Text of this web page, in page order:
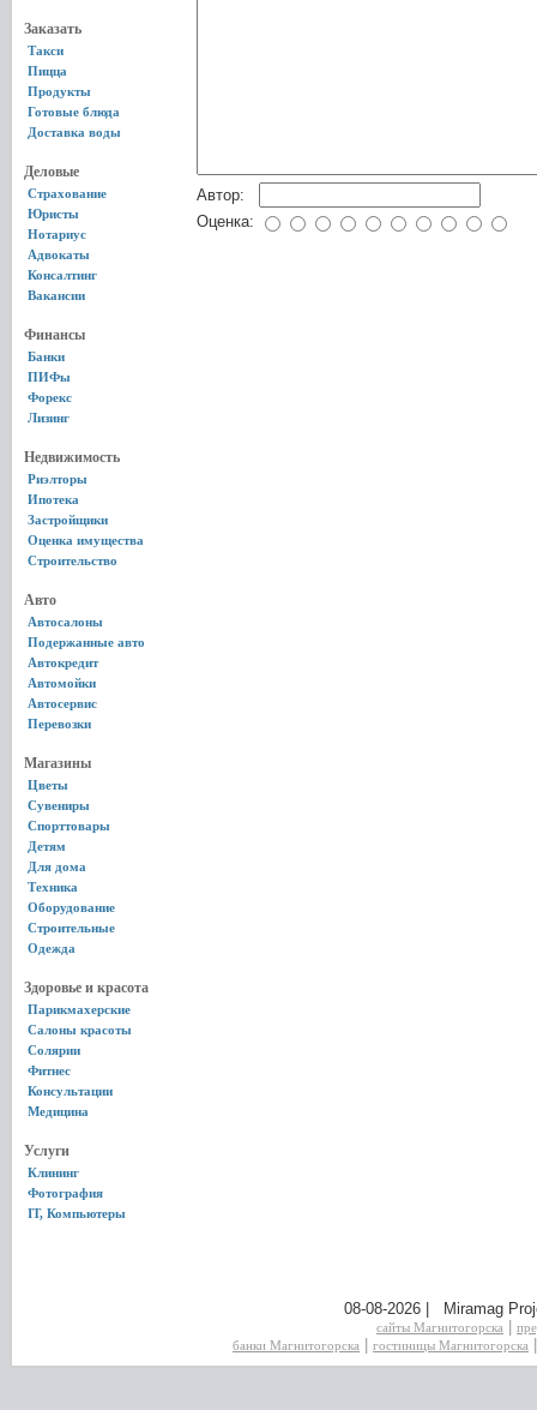
Заказать
Такси
Пицца
Продукты
Готовые блюда
Доставка воды
Деловые
Страхование
Юристы
Нотариус
Адвокаты
Консалтинг
Вакансии
Финансы
Банки
ПИФы
Форекс
Лизинг
Недвижимость
Риэлторы
Ипотека
Застройщики
Оценка имущества
Строительство
Авто
Автосалоны
Подержанные авто
Автокредит
Автомойки
Автосервис
Перевозки
Магазины
Цветы
Сувениры
Спорттовары
Детям
Для дома
Техника
Оборудование
Строительные
Одежда
Здоровье и красота
Парикмахерские
Салоны красоты
Солярии
Фитнес
Консультации
Медицина
Услуги
Клининг
Фотография
IT, Компьютеры
Автор:
Оценка:
08-08-2026 | Miramag
сайты Магнитогорска
банки Магнитогорска
гостиницы Магнитогорска